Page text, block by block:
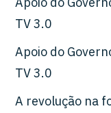
TV 3.0
Apoio do
TV 3.0
A revolução na